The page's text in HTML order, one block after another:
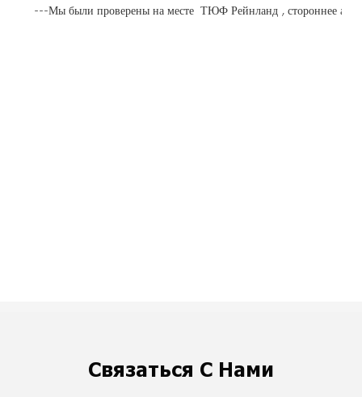
---Мы были проверены на месте ТЮФ Рейнланд , стороннее
Связаться С Нами